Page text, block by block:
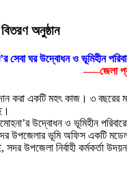
অনুষ্ঠান
সেবা ঘর উদ্বোধন ও ভূমিহীন
—–জেলা
করা একটি মহৎ কাজ। ৩
উদ্বোধন ও ভূমিহীন
ভূমি অফিস একটি
উপজেলা নির্বাহী কর্মকর্তা